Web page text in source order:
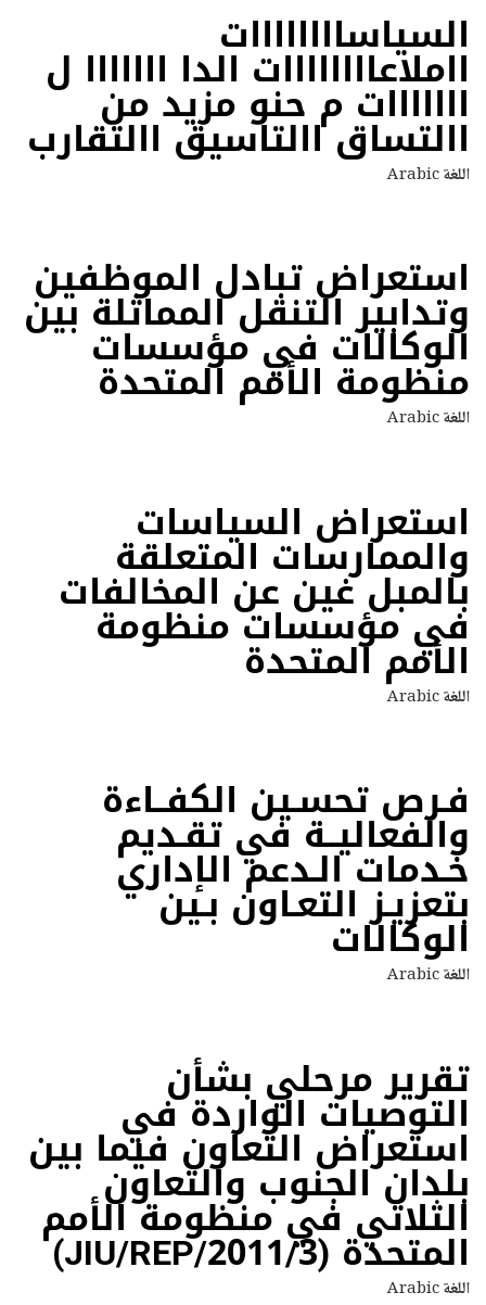
السياساااااااات
ااملاعاااااااات الدا ااااااا ل
ااااااات م حنو مزيد من
االتساق االتاسيق االتقارب
اللغة
استعراض تبادل الموظفين
وتدابير التنقل المماثلة بين
الوكالات في مؤسسات
منظومة الأمم المتحدة
اللغة
استعراض السياسات
والممارسات المتعلقة
بالمبل غين عن المخالفات
في مؤسسات منظومة
الأمم المتحدة
اللغة
فـرص تحسـين الكفــاءة
والفعاليــة في تقـديم
خـدمات الـدعم الإداري
بتعزيـز التعـاون بـين
الوكالات
اللغة
تقرير مرحلي بشأن
التوصيات الواردة في
استعراض التعاون فيما بين
بلدان الجنوب والتعاون
الثلاثي في منظومة الأمم
المتحدة (JIU/REP/2011/3)
اللغة